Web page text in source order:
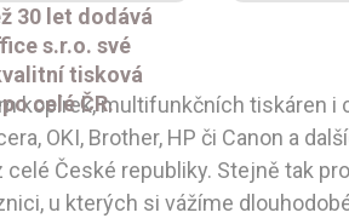
30 let dodává
s.r.o. své
tisková
celé ČR.
kopírek, multifunkčních tiskáren
OKI, Brother, HP či Canon a
celé České republiky. Stejně tak
u kterých si vážíme